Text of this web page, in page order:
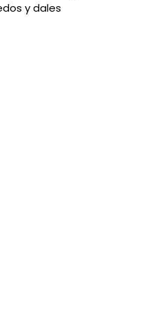
y dales